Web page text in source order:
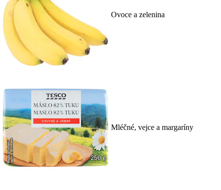
Ovoce a zelenina
Mléčné, vejce a margaríny